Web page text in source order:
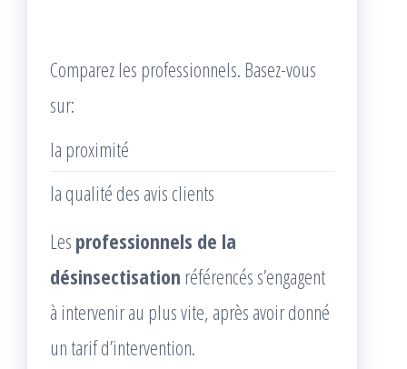
Comparez les professionnels. Basez-vous
sur:
la proximité
la qualité des avis clients
Les professionnels de la
désinsectisation référencés s’engagent
à intervenir au plus vite, après avoir donné
un tarif d’intervention.